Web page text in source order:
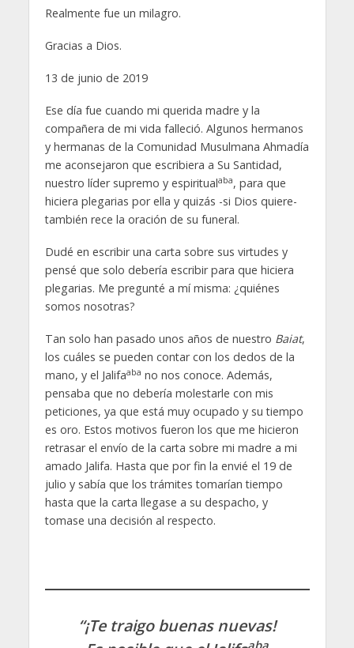
Realmente fue un milagro.
Gracias a Dios.
13 de junio de 2019
Ese día fue cuando mi querida madre y la
compañera de mi vida falleció. Algunos hermanos
y hermanas de la Comunidad Musulmana Ahmadía
me aconsejaron que escribiera a Su Santidad,
nuestro líder supremo y espiritualaba, para que
hiciera plegarias por ella y quizás -si Dios quiere-
también rece la oración de su funeral.
Dudé en escribir una carta sobre sus virtudes y
pensé que solo debería escribir para que hiciera
plegarias. Me pregunté a mí misma: ¿quiénes
somos nosotras?
Tan solo han pasado unos años de nuestro Baiat,
los cuáles se pueden contar con los dedos de la
mano, y el Jalifaaba no nos conoce. Además,
pensaba que no debería molestarle con mis
peticiones, ya que está muy ocupado y su tiempo
es oro. Estos motivos fueron los que me hicieron
retrasar el envío de la carta sobre mi madre a mi
amado Jalifa. Hasta que por fin la envié el 19 de
julio y sabía que los trámites tomarían tiempo
hasta que la carta llegase a su despacho, y
tomase una decisión al respecto.
“¡Te traigo buenas nuevas!
aba